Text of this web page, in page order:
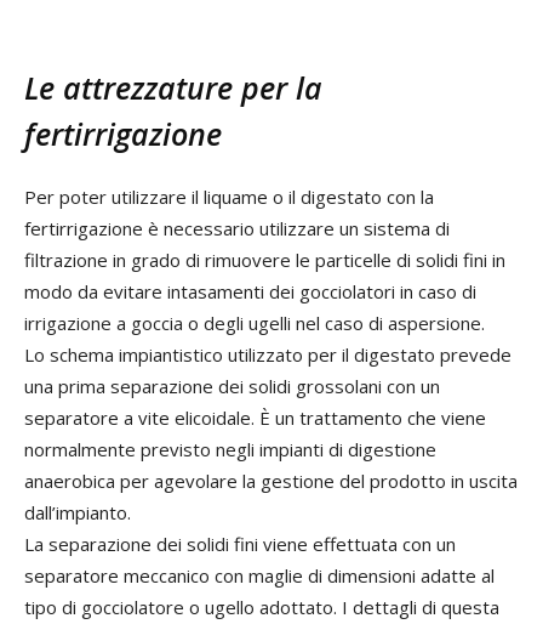
Le attrezzature per la
fertirrigazione
Per poter utilizzare il liquame o il digestato con la
fertirrigazione è necessario utilizzare un sistema di
filtrazione in grado di rimuovere le particelle di solidi fini in
modo da evitare intasamenti dei gocciolatori in caso di
irrigazione a goccia o degli ugelli nel caso di aspersione.
Lo schema impiantistico utilizzato per il digestato prevede
una prima separazione dei solidi grossolani con un
separatore a vite elicoidale. È un trattamento che viene
normalmente previsto negli impianti di digestione
anaerobica per agevolare la gestione del prodotto in uscita
dall’impianto.
La separazione dei solidi fini viene effettuata con un
separatore meccanico con maglie di dimensioni adatte al
tipo di gocciolatore o ugello adottato. I dettagli di questa